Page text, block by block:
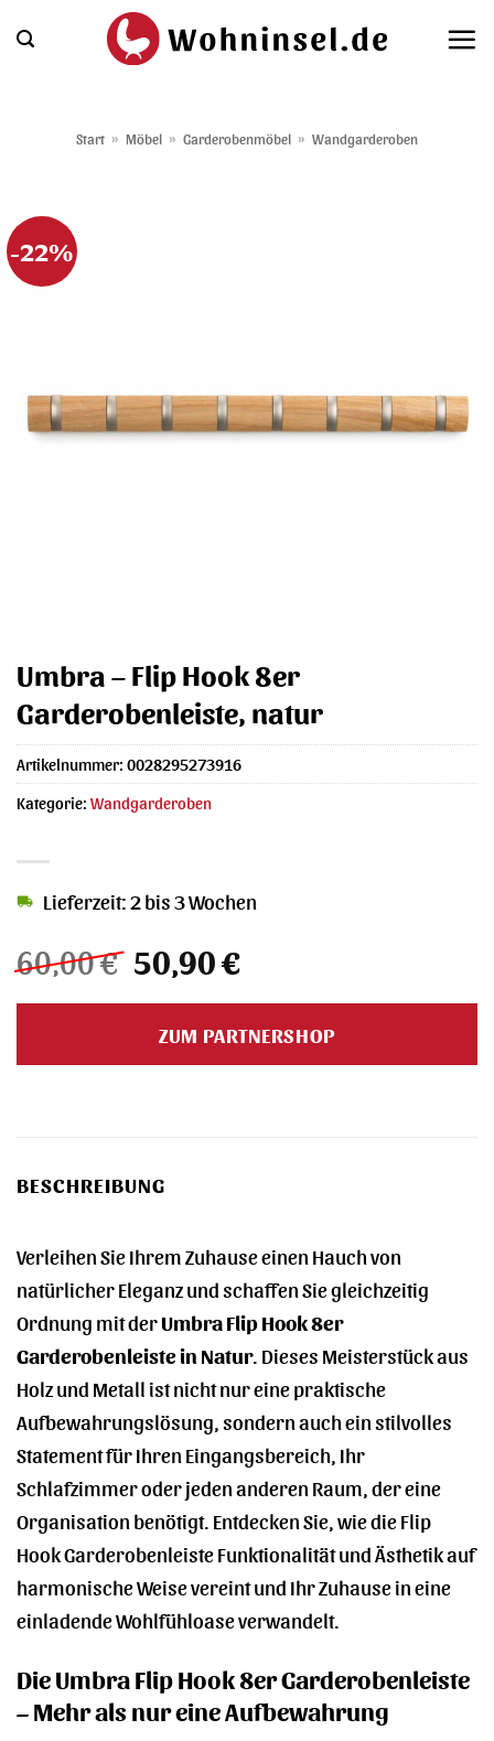
Inhalt
Start » Möbel » Garderobenmöbel » Wandgarderoben
-22%
Umbra – Flip Hook 8er
Garderobenleiste, natur
60,00€ Ursprünglicher
Preis
war:
60,00 €
50,90€Aktueller
ist:
50,90 €.
Lieferzeit: 2 bis 3 Wochen
ZUM PARTNERSHOP
Artikelnummer: 0028295273916
Kategorie: Wandgarderoben
BESCHREIBUNG
Verleihen Sie Ihrem Zuhause einen Hauch von
natürlicher Eleganz und schaffen Sie gleichzeitig
Ordnung mit derUmbra Flip Hook 8er
Garderobenleiste in Natur. Dieses Meisterstück aus
Holz und Metall ist nicht nur eine praktische
Aufbewahrungslösung, sondern auch ein stilvolles
Statement für Ihren Eingangsbereich, Ihr
Schlafzimmer oder jeden anderen Raum, der eine
Organisation benötigt. Entdecken Sie, wie die Flip
Hook Garderobenleiste Funktionalität und Ästhetik auf
harmonische Weise vereint und Ihr Zuhause in eine
einladende Wohlfühloase verwandelt.
Die Umbra Flip Hook 8er Garderobenleiste
– Mehr als nur eine Aufbewahrung